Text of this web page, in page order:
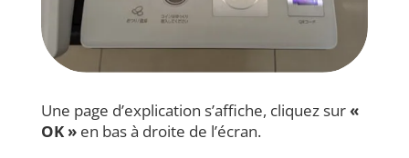
Une page d’explication s’affiche, cliquez sur «
OK »en bas à droite de l’écran.